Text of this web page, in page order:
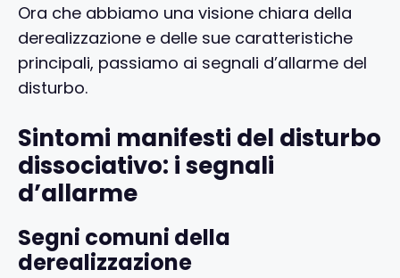
Ora che abbiamo una visione chiara della
derealizzazione e delle sue caratteristiche
principali, passiamo ai segnali d’allarme del
disturbo.
Sintomi manifesti del disturbo
dissociativo: i segnali
d’allarme
Segni comuni della
derealizzazione